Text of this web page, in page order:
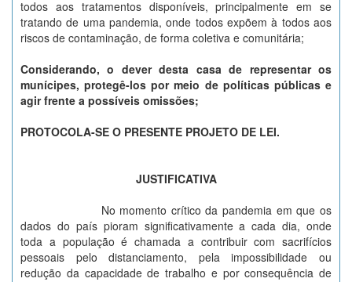
todos aos tratamentos disponíveis, principalmente em se
tratando de uma pandemia, onde todos expõem à todos aos
riscos de contaminação, de forma coletiva e comunitária;
Considerando, o dever desta casa de representar os
munícipes, protegê-los por meio de políticas públicas e
agir frente a possíveis omissões;
PROTOCOLA-SE O PRESENTE PROJETO DE LEI.
JUSTIFICATIVA
No momento crítico da pandemia em que os
dados do país pioram significativamente a cada dia, onde
toda a população é chamada a contribuir com sacrifícios
pessoais pelo distanciamento, pela impossibilidade ou
redução da capacidade de trabalho e por consequência de